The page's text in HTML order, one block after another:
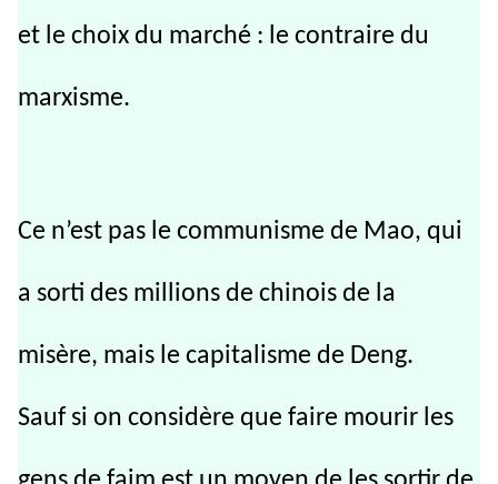
et le choix du marché : le contraire du
marxisme.
Ce n’est pas le communisme de Mao, qui
a sorti des millions de chinois de la
misère, mais le capitalisme de Deng.
Sauf si on considère que faire mourir les